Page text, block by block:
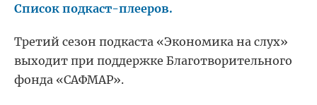
Список подкаст-плееров.
Третий сезон подкаста «Экономика на слух»
выходит при поддержке Благотворительного
фонда «САФМАР».